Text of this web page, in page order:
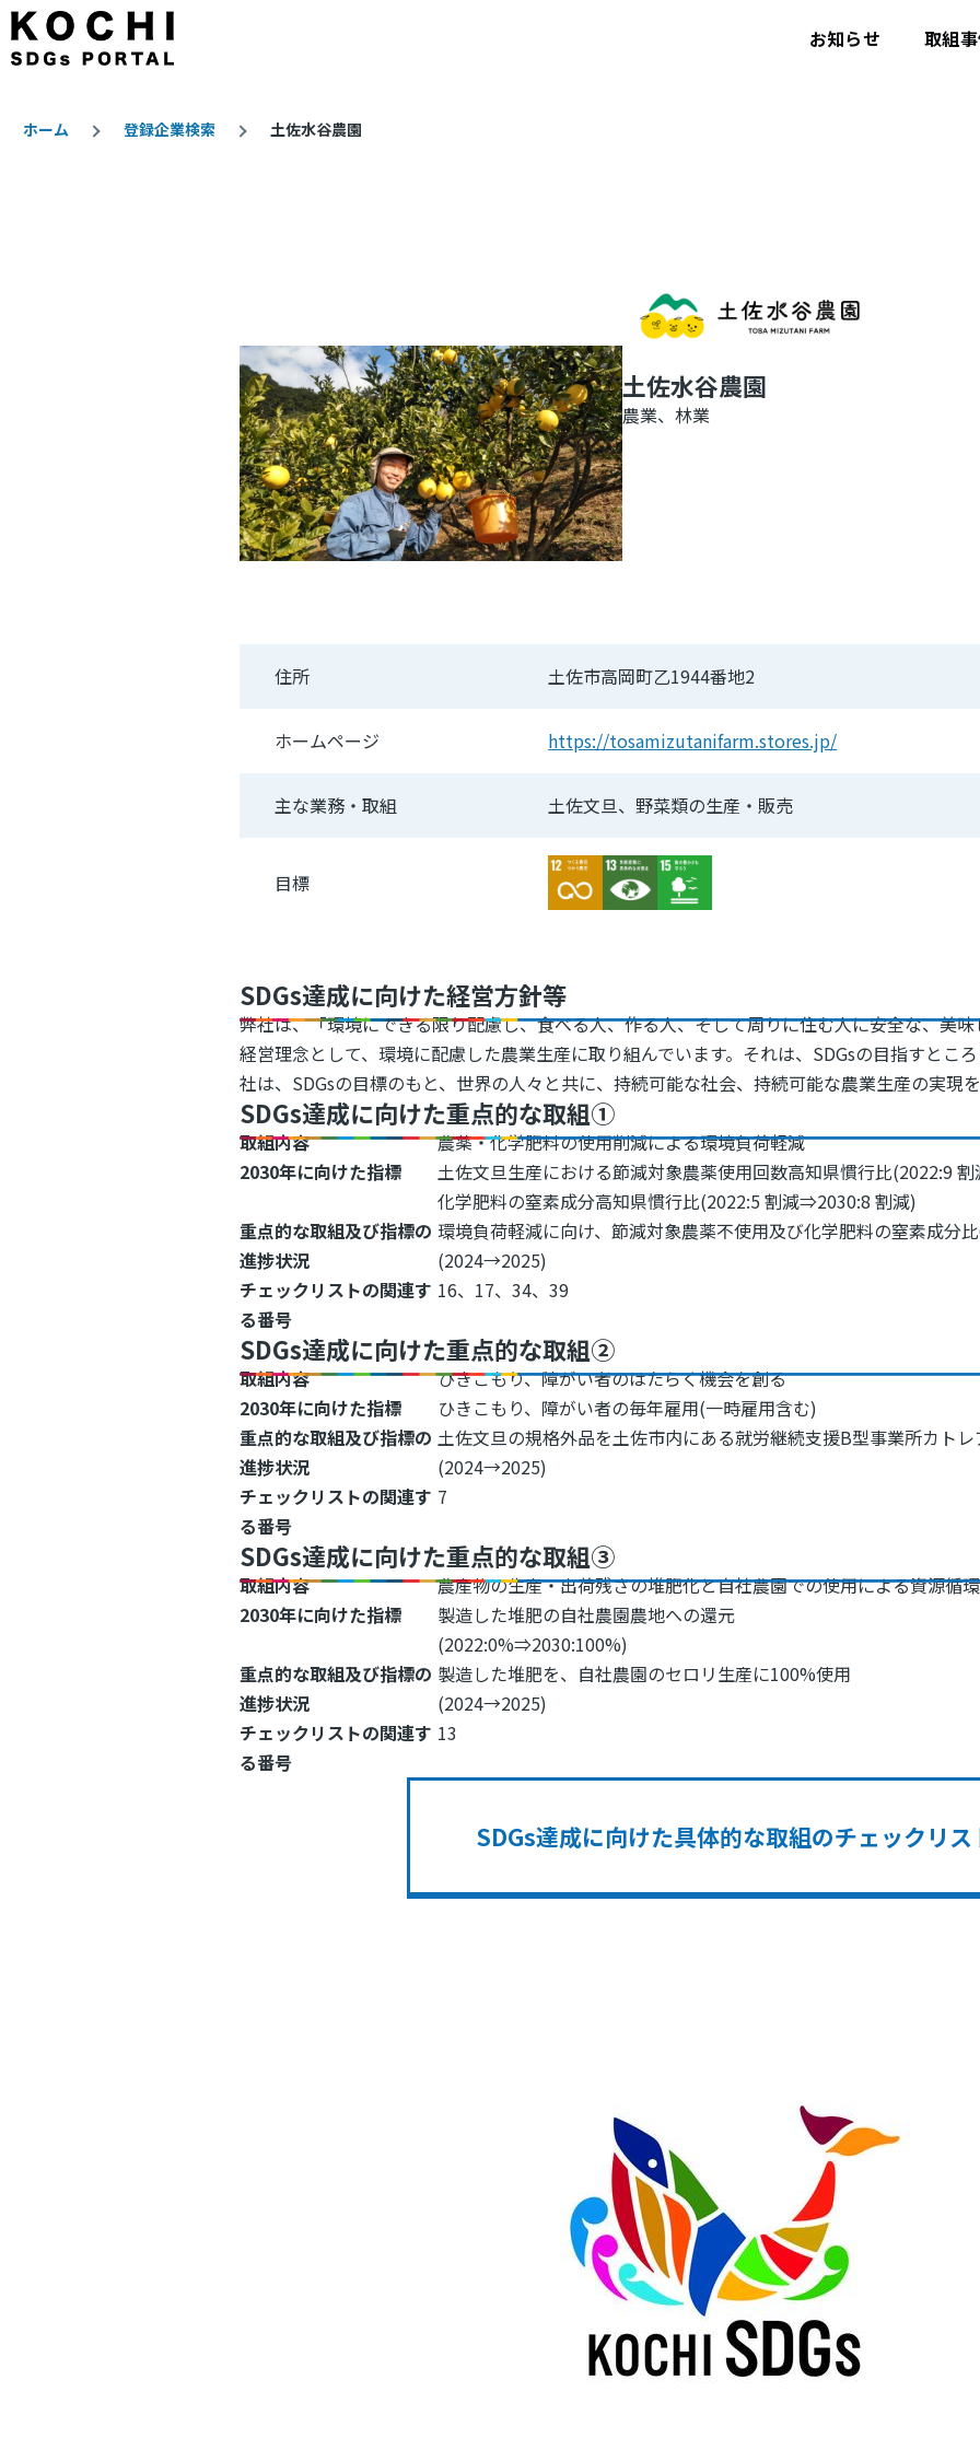
メインコンテンツに移動
お知らせ 取組
ホーム 登録企業検索 土佐水谷農園
土佐水谷農園
農業、林業
住所 土佐市高岡町乙1944番地2
ホームページ https://tosamizutanifarm.stores.jp/
主な業務・取組 土佐文旦、野菜類の生産・販売
目標 Image Image Image
SDGs達成に向けた経営方針等
弊社は、「環境にできる限り配慮し、食べる人、作る人、そして周りに住む人に安全な、美
経営理念として、環境に配慮した農業生産に取り組んでいます。それは、SDGsの目指すとこ
社は、SDGsの目標のもと、世界の人々と共に、持続可能な社会、持続可能な農業生産の実現
SDGs達成に向けた重点的な取組①
取組内容
農薬・化学肥料の使用削減による環境負荷軽減
2030年に向けた指標
土佐文旦生産における節減対象農薬使用回数高知県慣行比(2022:9
化学肥料の窒素成分高知県慣行比(2022:5 割減⇒2030:8 割減)
重点的な取組及び指標の
進捗状況
環境負荷軽減に向け、節減対象農薬不使用及び化学肥料の窒素成分
(2024→2025)
チェックリストの関連す
る番号
16、17、34、39
SDGs達成に向けた重点的な取組②
取組内容
ひきこもり、障がい者のはたらく機会を創る
2030年に向けた指標
ひきこもり、障がい者の毎年雇用(一時雇用含む)
重点的な取組及び指標の
進捗状況
土佐文旦の規格外品を土佐市内にある就労継続支援B型事業所カト
(2024→2025)
チェックリストの関連す
る番号
7
SDGs達成に向けた重点的な取組③
取組内容
農産物の生産・出荷残さの堆肥化と自社農園での使用による資源循環
2030年に向けた指標
製造した堆肥の自社農園農地への還元
(2022:0%⇒2030:100%)
重点的な取組及び指標の
進捗状況
製造した堆肥を、自社農園のセロリ生産に100%使用
(2024→2025)
チェックリストの関連す
る番号
13
SDGs達成に向けた具体的な取組のチェックリス